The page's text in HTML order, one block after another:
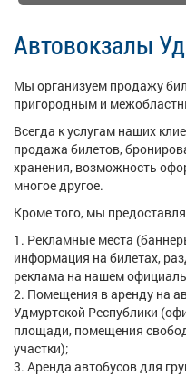
Автовокзалы
Мы организуем продажу
пригородным и
Всегда к услугам наших
продажа билетов,
хранения, возможность
многое другое.
Кроме того, мы
Рекламные места
информация на билетах,
реклама на нашем
Помещения в аренду на
Удмуртской Республики
площади, помещения
участки);
Аренда автобусов для